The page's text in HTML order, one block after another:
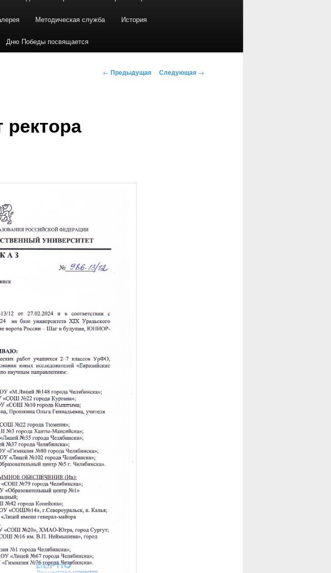
Методическая служба История
Дню Победы посвящается
Навигация по записям
← Предыдущая Следующая →
ректора